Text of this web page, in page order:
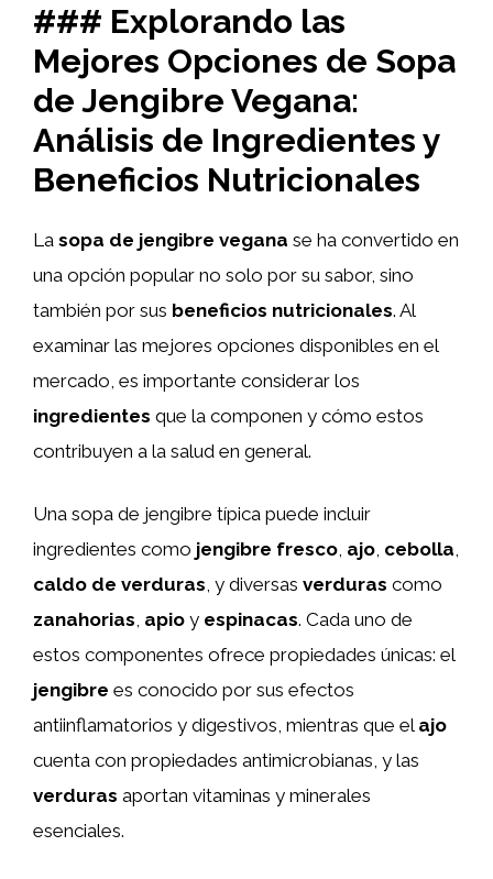
### Explorando las
Mejores Opciones de Sopa
de Jengibre Vegana:
Análisis de Ingredientes y
Beneficios Nutricionales
La sopa de jengibre vegana se ha convertido en
una opción popular no solo por su sabor, sino
también por sus beneficios nutricionales. Al
examinar las mejores opciones disponibles en el
mercado, es importante considerar los
ingredientes que la componen y cómo estos
contribuyen a la salud en general.
Una sopa de jengibre típica puede incluir
ingredientes como jengibre fresco, ajo, cebolla,
caldo de verduras, y diversas verduras como
zanahorias, apio y espinacas. Cada uno de
estos componentes ofrece propiedades únicas: el
jengibre es conocido por sus efectos
antiinflamatorios y digestivos, mientras que el ajo
cuenta con propiedades antimicrobianas, y las
verduras aportan vitaminas y minerales
esenciales.